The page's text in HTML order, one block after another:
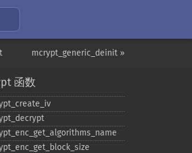
mcrypt_generic_deinit »
函数